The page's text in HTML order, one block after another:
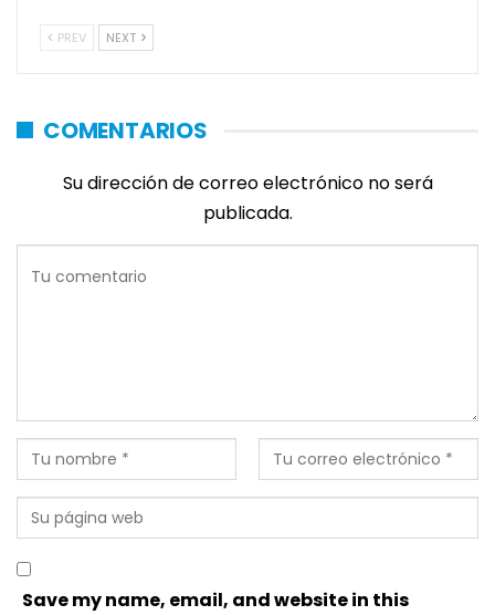
PREV NEXT
COMENTARIOS
Su dirección de correo electrónico no será
publicada.
Save my name, email, and website in this